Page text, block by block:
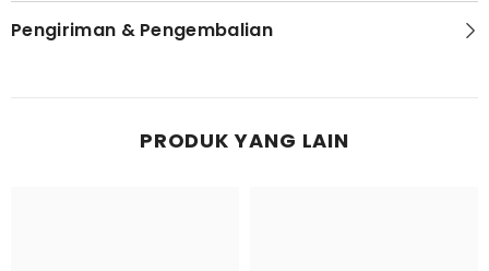
Pengiriman & Pengembalian
PRODUK YANG LAIN